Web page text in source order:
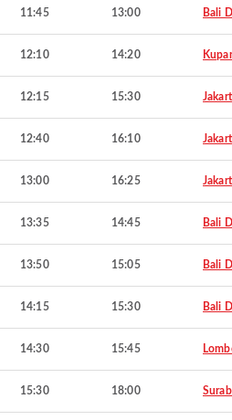
11:45 13:00 Bali
12:10 14:20
12:15 15:30
12:40 16:10
13:00 16:25
13:35 14:45 Bali
13:50 15:05 Bali
14:15 15:30 Bali
14:30 15:45
15:30 18:00